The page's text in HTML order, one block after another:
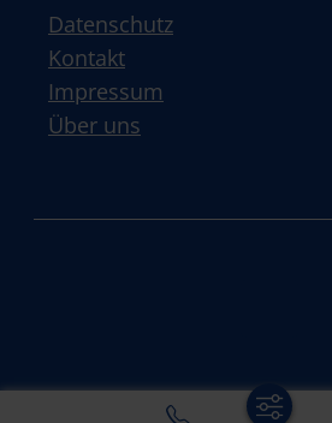
Datenschutz
Kontakt
Impressum
Über uns